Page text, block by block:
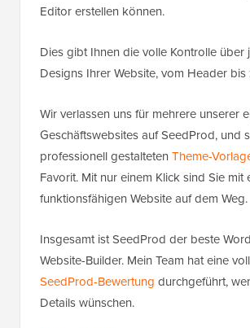
Editor erstellen können.
Dies gibt Ihnen die volle Kontrolle über
Designs Ihrer Website, vom Header bis
Wir verlassen uns für mehrere unserer
Geschäftswebsites auf SeedProd, und
professionell gestalteten Theme-
Favorit. Mit nur einem Klick sind Sie mit
funktionsfähigen Website auf dem Weg.
Insgesamt ist SeedProd der beste
Website-Builder. Mein Team hat eine
SeedProd-Bewertung durchgeführt,
Details wünschen.